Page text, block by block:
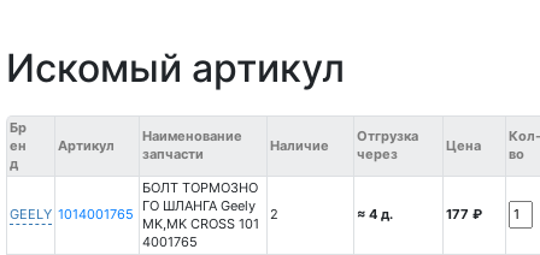
Искомый артикул
Бр
ен
д
Артикул
Наименование
запчасти
Наличие
Отгрузка
через
Цена
Кол-
во
GEELY 1014001765
БОЛТ ТОРМОЗНО
ГО ШЛАНГА Geely
MK,MK CROSS 101
4001765
2 ≈ 4 д. 177 ₽